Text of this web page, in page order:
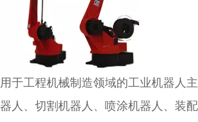
工程机械制造领域的工业机器人主
人、切割机器人、喷涂机器人、装配